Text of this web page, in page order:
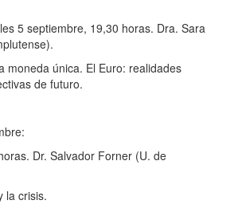
5 septiembre, 19,30 horas. Dra. Sara
moneda única. El Euro: realidades
de futuro.
Dr. Salvador Forner (U. de
la crisis.